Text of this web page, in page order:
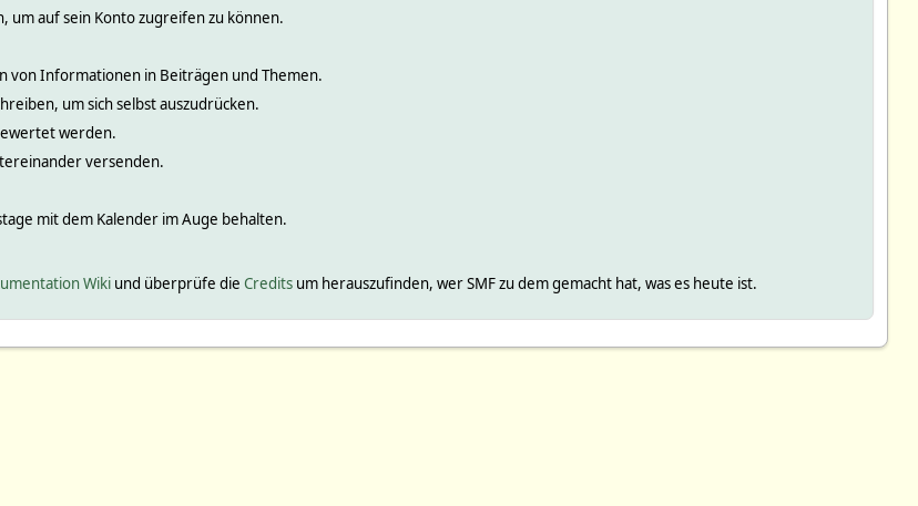
um auf sein Konto zugreifen zu können.
von Informationen in Beiträgen und Themen.
um sich selbst auszudrücken.
werden.
versenden.
mit dem Kalender im Auge behalten.
Wikiund überprüfe die Creditsum herauszufinden, wer SMF zu dem gemacht hat, was es heute ist.